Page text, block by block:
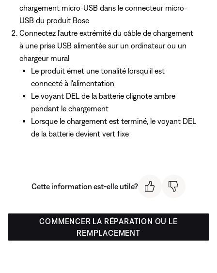
chargement micro-USB dans le connecteur micro-
USB du produit Bose
Connectez l'autre extrémité du câble de chargement
à une prise USB alimentée sur un ordinateur ou un
chargeur mural
Le produit émet une tonalité lorsqu'il est
connecté à l'alimentation
Le voyant DEL de la batterie clignote ambre
pendant le chargement
Lorsque le chargement est terminé, le voyant DEL
de la batterie devient vert fixe
Cette information est-elle utile?
COMMENCER LA RÉPARATION OU LE
REMPLACEMENT